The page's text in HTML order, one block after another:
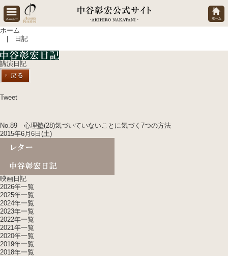
ホーム
| 日記
講演日記
Tweet
No.89 心理塾(28)気づいていないことに気づく7つの方法
2015年6月6日(土)
映画日記
2026年一覧
2025年一覧
2024年一覧
2023年一覧
2022年一覧
2021年一覧
2020年一覧
2019年一覧
2018年一覧